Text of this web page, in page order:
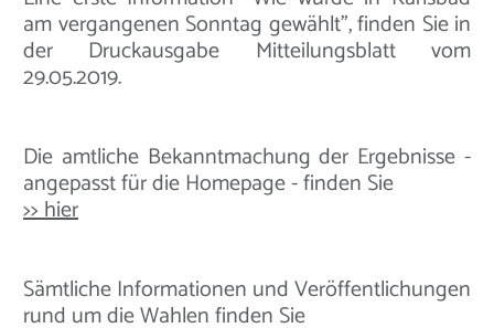
am vergangenen Sonntag gewählt", finden Sie in
der Druckausgabe Mitteilungsblatt vom
29.05.2019.
Die amtliche Bekanntmachung der Ergebnisse -
angepasst für die Homepage - finden Sie
>> hier
Sämtliche Informationen und Veröffentlichungen
rund um die Wahlen finden Sie